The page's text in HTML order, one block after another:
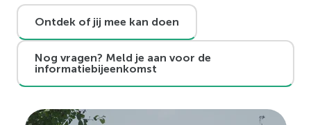
Ontdek of jij mee kan doen
Nog vragen? Meld je aan voor de
informatiebijeenkomst